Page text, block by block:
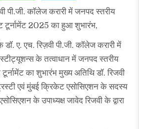
पी.जी. कॉलेज करारी में जनपद स्तरीय
टूर्नामेंट 2025 का हुआ शुभारंभ,
डॉ. ए. एच. रिज़वी पी.जी. कॉलेज करारी में
के तत्वाधान में जनपद स्तरीय
का शुभारंभ मुख्य अतिथि डॉ. रिजवी
एवं मुंबई क्रिकेट एसोसिएशन के सदस्य
के उपाध्यक्ष जावेद रिजवी के द्वारा